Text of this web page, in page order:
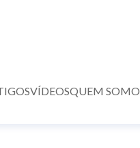
VÍDEOSQUEM